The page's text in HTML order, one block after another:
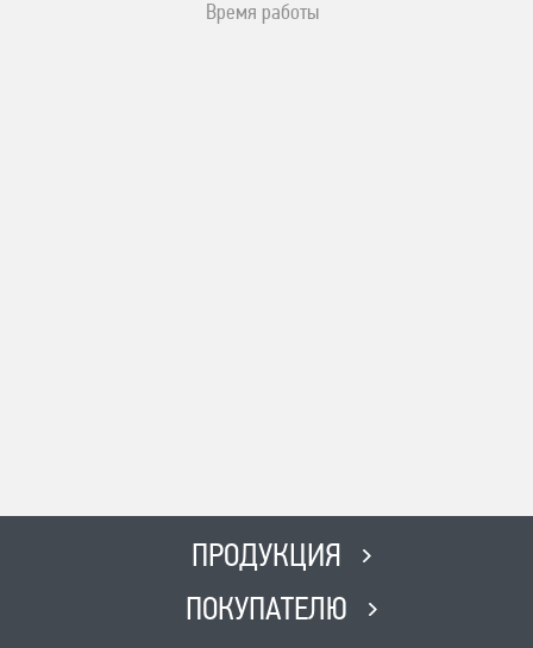
Время работы
Время работы
ПН-ПТ с 8:00 до 17:00, СБ с 8:00
ПРОДУКЦИЯ
ПОКУПАТЕЛЮ